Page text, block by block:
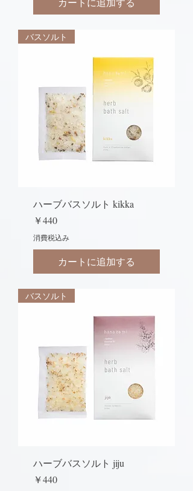
バスソルト
ハーブバスソルト kikka
価格
￥440
消費税込み
カートに追加する
バスソルト
ハーブバスソルト jiju
価格
￥440